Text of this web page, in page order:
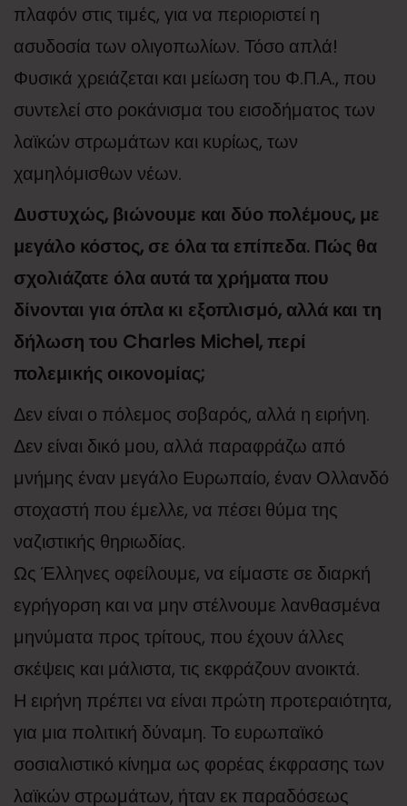
πλαφόν στις τιμές, για να περιοριστεί η
ασυδοσία των ολιγοπωλίων. Τόσο απλά!
Φυσικά χρειάζεται και μείωση του Φ.Π.Α., που
συντελεί στο ροκάνισμα του εισοδήματος των
λαϊκών στρωμάτων και κυρίως, των
χαμηλόμισθων νέων.
Δυστυχώς, βιώνουμε και δύο πολέμους, με
μεγάλο κόστος, σε όλα τα επίπεδα. Πώς θα
σχολιάζατε όλα αυτά τα χρήματα που
δίνονται για όπλα κι εξοπλισμό, αλλά και τη
δήλωση του Charles Michel, περί
πολεμικής οικονομίας;
Δεν είναι ο πόλεμος σοβαρός, αλλά η ειρήνη.
Δεν είναι δικό μου, αλλά παραφράζω από
μνήμης έναν μεγάλο Ευρωπαίο, έναν Ολλανδό
στοχαστή που έμελλε, να πέσει θύμα της
ναζιστικής θηριωδίας.
Ως Έλληνες οφείλουμε, να είμαστε σε διαρκή
εγρήγορση και να μην στέλνουμε λανθασμένα
μηνύματα προς τρίτους, που έχουν άλλες
σκέψεις και μάλιστα, τις εκφράζουν ανοικτά.
Η ειρήνη πρέπει να είναι πρώτη προτεραιότητα,
για μια πολιτική δύναμη. Το ευρωπαϊκό
σοσιαλιστικό κίνημα ως φορέας έκφρασης των
λαϊκών στρωμάτων, ήταν εκ παραδόσεως